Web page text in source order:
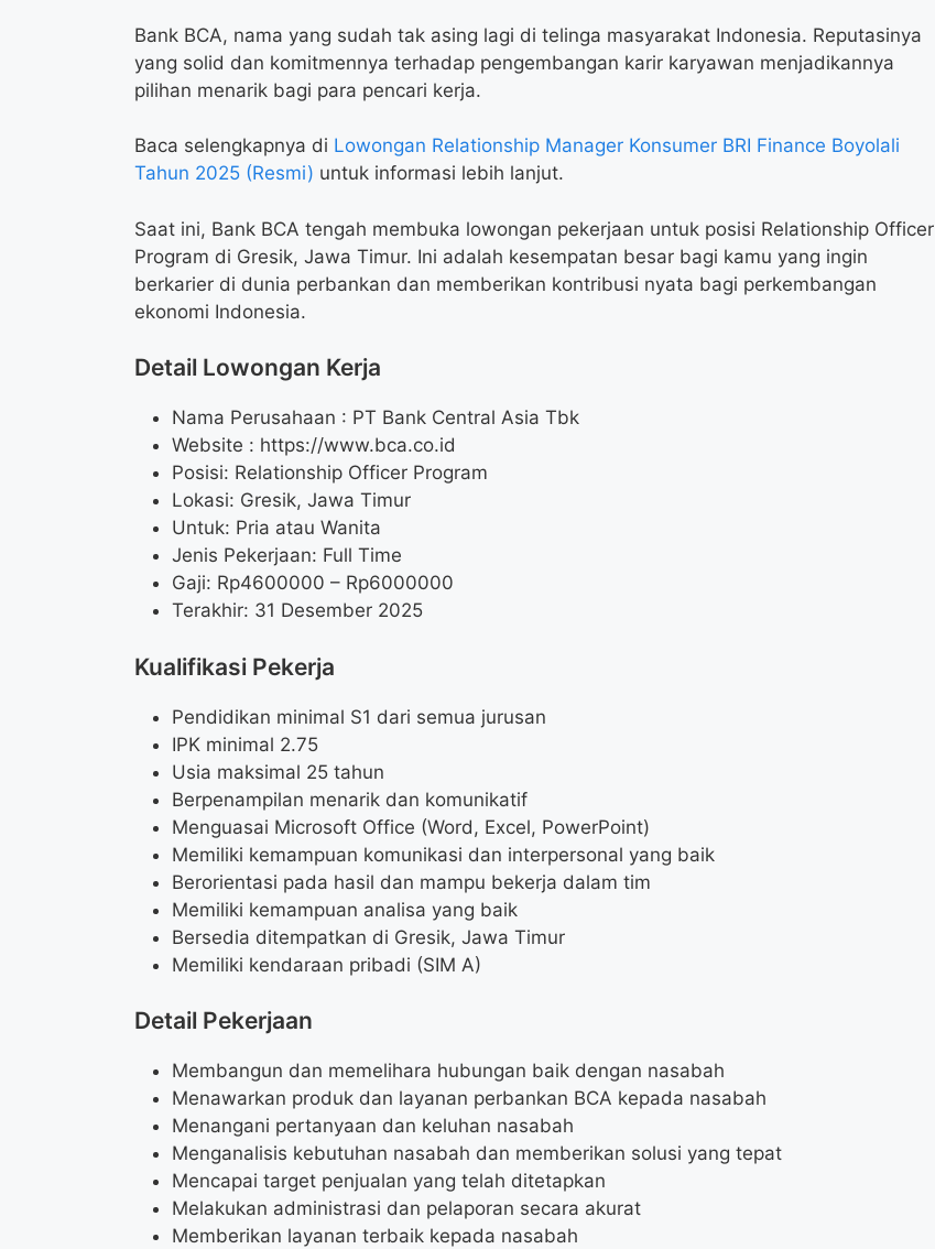
Bank BCA, nama yang sudah tak asing lagi di telinga masyarakat Indonesia. Reputasinya
yang solid dan komitmennya terhadap pengembangan karir karyawan menjadikannya
pilihan menarik bagi para pencari kerja.
Baca selengkapnya di Lowongan Relationship Manager Konsumer BRI Finance Boyolali
Tahun 2025 (Resmi) untuk informasi lebih lanjut.
Saat ini, Bank BCA tengah membuka lowongan pekerjaan untuk posisi Relationship Officer
Program di Gresik, Jawa Timur. Ini adalah kesempatan besar bagi kamu yang ingin
berkarier di dunia perbankan dan memberikan kontribusi nyata bagi perkembangan
ekonomi Indonesia.
Detail Lowongan Kerja
Nama Perusahaan : PT Bank Central Asia Tbk
Website : https://www.bca.co.id
Posisi: Relationship Officer Program
Lokasi: Gresik, Jawa Timur
Untuk: Pria atau Wanita
Jenis Pekerjaan: Full Time
Gaji: Rp4600000 – Rp6000000
Terakhir: 31 Desember 2025
Kualifikasi Pekerja
Pendidikan minimal S1 dari semua jurusan
IPK minimal 2.75
Usia maksimal 25 tahun
Berpenampilan menarik dan komunikatif
Menguasai Microsoft Office (Word, Excel, PowerPoint)
Memiliki kemampuan komunikasi dan interpersonal yang baik
Berorientasi pada hasil dan mampu bekerja dalam tim
Memiliki kemampuan analisa yang baik
Bersedia ditempatkan di Gresik, Jawa Timur
Memiliki kendaraan pribadi (SIM A)
Detail Pekerjaan
Membangun dan memelihara hubungan baik dengan nasabah
Menawarkan produk dan layanan perbankan BCA kepada nasabah
Menangani pertanyaan dan keluhan nasabah
Menganalisis kebutuhan nasabah dan memberikan solusi yang tepat
Mencapai target penjualan yang telah ditetapkan
Melakukan administrasi dan pelaporan secara akurat
Memberikan layanan terbaik kepada nasabah